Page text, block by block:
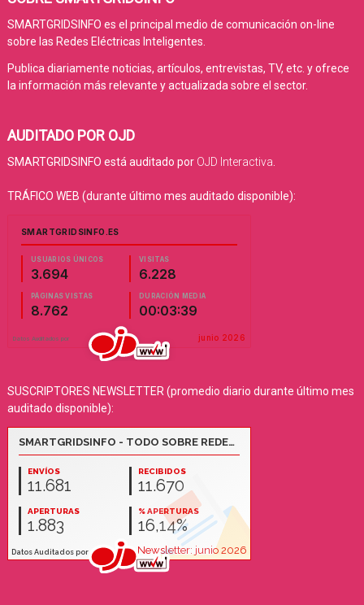
SMARTGRIDSINFO es el principal medio de comunicación on-line
sobre las Redes Eléctricas Inteligentes.
Publica diariamente noticias, artículos, entrevistas, TV, etc. y ofrece
la información más relevante y actualizada sobre el sector.
AUDITADO POR OJD
SMARTGRIDSINFO está auditado por OJD Interactiva
TRÁFICO WEB (durante último mes auditado disponible):
SUSCRIPTORES NEWSLETTER (promedio diario durante último mes
auditado disponible):